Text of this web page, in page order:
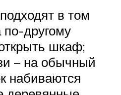
в том
по-другому
шкаф;
– на обычный
набиваются